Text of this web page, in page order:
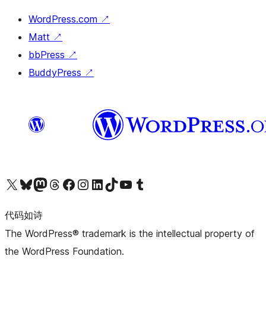
WordPress.com ↗
Matt ↗
bbPress ↗
BuddyPress ↗
关注我们的 X（原 Twitter）账号访问我们的 Bluesky 账号关注我们的 Mastodon 账号访问我们的 Threads 账号 访问我们的 Facebook 公共主页关注我们的 Instagram 账号 关注我们的 LinkedIn 主页访问我们的 TikTok 账号访问我们的 YouTube 频道 访问我们的 Tumblr 账号
代码如诗
The WordPress® trademark is the intellectual property of
the WordPress Foundation.